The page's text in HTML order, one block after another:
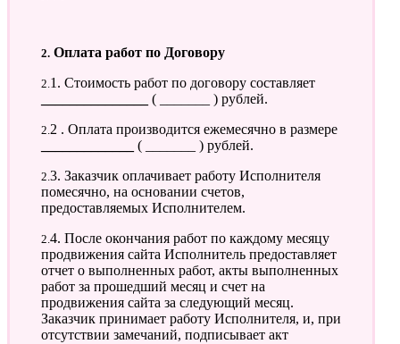
2. Оплата работ по Договору
2.1. Стоимость работ по договору составляет
( _______ ) рублей.
2.2 . Оплата производится ежемесячно в размере
( _______ ) рублей.
2.3. Заказчик оплачивает работу Исполнителя
помесячно, на основании счетов,
предоставляемых Исполнителем.
2.4. После окончания работ по каждому месяцу
продвижения сайта Исполнитель предоставляет
отчет о выполненных работ, акты выполненных
работ за прошедший месяц и счет на
продвижения сайта за следующий месяц.
Заказчик принимает работу Исполнителя, и, при
отсутствии замечаний, подписывает акт